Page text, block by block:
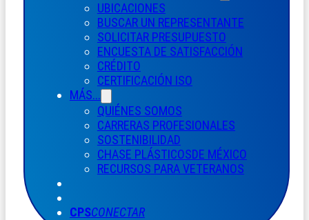
UBICACIONES
BUSCAR UN REPRESENTANTE
SOLICITAR PRESUPUESTO
ENCUESTA DE SATISFACCIÓN
CRÉDITO
CERTIFICACIÓN ISO
MÁS...
QUIÉNES SOMOS
CARRERAS PROFESIONALES
SOSTENIBILIDAD
CHASE PLÁSTICOSDE MÉXICO
RECURSOS PARA VETERANOS
CPSCONECTAR